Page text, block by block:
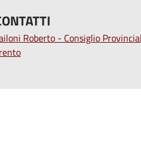
Roberto - Consiglio